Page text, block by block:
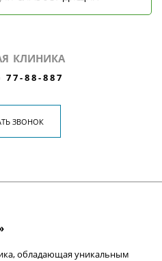
КЛИНИКА
77-88-887
ЗВОНОК
обладающая уникальным